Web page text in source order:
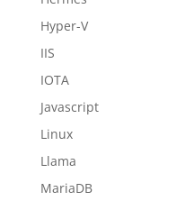
Hyper-V
IIS
IOTA
Javascript
Linux
Llama
MariaDB